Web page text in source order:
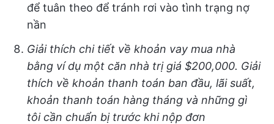
để tuân theo để tránh rơi vào tình trạng nợ
nần
Giải thích chi tiết về khoản vay mua nhà
bằng ví dụ một căn nhà trị giá $200,000. Giải
thích về khoản thanh toán ban đầu, lãi suất,
khoản thanh toán hàng tháng và những gì
tôi cần chuẩn bị trước khi nộp đơn